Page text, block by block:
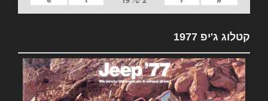
קטלוג ג'יפ 1977